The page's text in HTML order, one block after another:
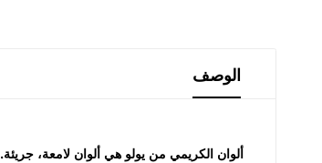
الوصف
ألوان الكريمي من يولو هي ألوان لامعة، جريئة.